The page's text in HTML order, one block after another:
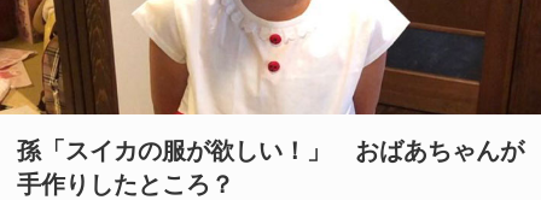
孫「スイカの服が欲しい！」 おばあちゃんが
手作りしたところ？